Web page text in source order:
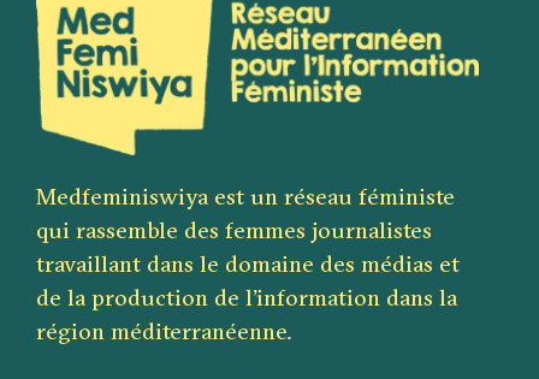
Medfeminiswiya est un réseau féministe
qui rassemble des femmes journalistes
travaillant dans le domaine des médias et
de la production de l’information dans la
région méditerranéenne.